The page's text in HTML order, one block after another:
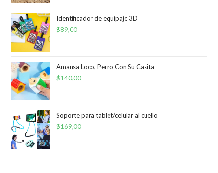
Identificador de equipaje 3D
$89,00
Amansa Loco, Perro Con Su Casita
$140,00
Soporte para tablet/celular al cuello
$169,00